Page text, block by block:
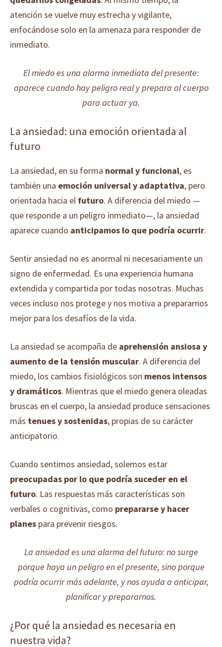
atención se vuelve muy estrecha y vigilante,
enfocándose solo en la amenaza para responder de
inmediato.
El miedo es una alarma inmediata del presente:
aparece cuando hay peligro real y prepara al cuerpo
para actuar ya.
La ansiedad: una emoción orientada al
futuro
La ansiedad, en su forma normal y funcional, es
también una emoción universal y adaptativa, pero
orientada hacia el futuro. A diferencia del miedo —
que responde a un peligro inmediato—, la ansiedad
aparece cuando anticipamos lo que podría ocurrir.
Sentir ansiedad no es anormal ni necesariamente un
signo de enfermedad. Es una experiencia humana
extendida y compartida por todas nosotras. Muchas
veces incluso nos protege y nos motiva a prepararnos
mejor para los desafíos de la vida.
La ansiedad se acompaña de aprehensión ansiosa y
aumento de la tensión muscular. A diferencia del
miedo, los cambios fisiológicos son menos intensos
y dramáticos. Mientras que el miedo genera oleadas
bruscas en el cuerpo, la ansiedad produce sensaciones
más tenues y sostenidas, propias de su carácter
anticipatorio.
Cuando sentimos ansiedad, solemos estar
preocupadas por lo que podría suceder en el
futuro. Las respuestas más características son
verbales o cognitivas, como prepararse y hacer
planes para prevenir riesgos.
La ansiedad es una alarma del futuro: no surge
porque haya un peligro en el presente, sino porque
podría ocurrir más adelante, y nos ayuda a anticipar,
planificar y prepararnos.
¿Por qué la ansiedad es necesaria en
nuestra vida?